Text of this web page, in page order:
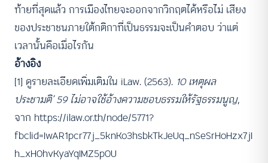
ท้ายที่สุดแล้ว การเมืองไทยจะออกจากวิกฤตได้หรือไม่ เสียง
ของประชาชนภายใต้กติกาที่เป็นธรรมจะเป็นคำตอบ ว่าแต่
เวลานั้นคือเมื่อไรกัน
อ้างอิง
[1] ดูรายละเอียดเพิ่มเติมใน iLaw. (2563). 10 เหตุผล
ประชามติ’ 59 ไม่อาจใช้อ้างความชอบธรรมให้รัฐธรรมนูญ,
จาก https://ilaw.or.th/node/5771?
fbclid=IwAR1pcr77j_5knKo3hsbkTkJeUq_nSeSrHoHzx7jI
h_xH0hvKyaYqIMZ5p0U